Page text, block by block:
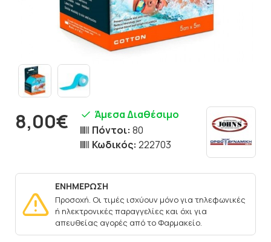
ΕΝΗΜΕΡΩΣΗ
Προσοχή. Οι τιμές ισχύουν μόνο για τηλεφωνικές
ή ηλεκτρονικές παραγγελίες και όχι για
απευθείας αγορές από το Φαρμακείο.
8,00€
Άμεσα Διαθέσιμο
Πόντοι: 80
Κωδικός: 222703